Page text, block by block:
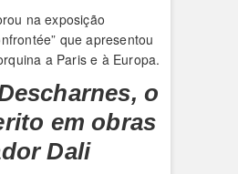
na exposição
que apresentou
a Paris e à Europa.
o
em obras
Dali